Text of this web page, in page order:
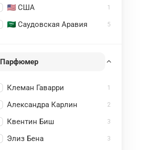
🇺🇸 США 1
🇸🇦 Саудовская Аравия 5
Парфюмер
Клеман Гаварри 1
Александра Карлин 2
Квентин Биш 3
Элиз Бена 3